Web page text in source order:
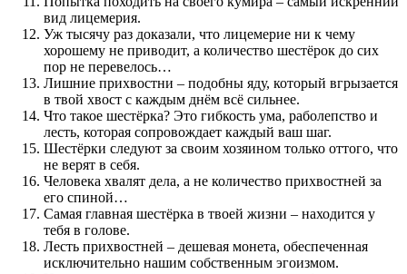
вид лицемерия.
Уж тысячу раз доказали, что лицемерие ни к чему
хорошему не приводит, а количество шестёрок до сих
пор не перевелось…
Лишние прихвостни – подобны яду, который вгрызается
в твой хвост с каждым днём всё сильнее.
Что такое шестёрка? Это гибкость ума, раболепство и
лесть, которая сопровождает каждый ваш шаг.
Шестёрки следуют за своим хозяином только оттого, что
не верят в себя.
Человека хвалят дела, а не количество прихвостней за
его спиной…
Самая главная шестёрка в твоей жизни – находится у
тебя в голове.
Лесть прихвостней – дешевая монета, обеспеченная
исключительно нашим собственным эгоизмом.